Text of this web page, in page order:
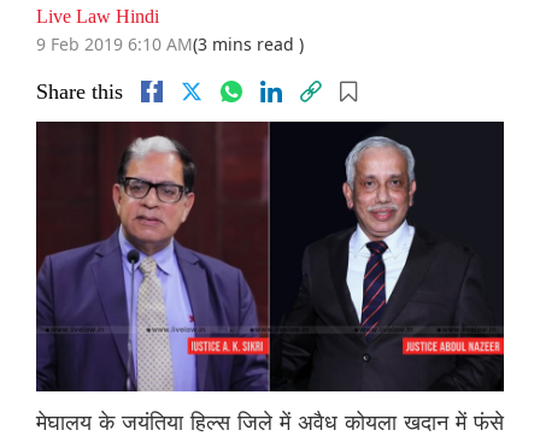
Live Law Hindi
9 Feb 2019 6:10 AM(3 mins read )
Share this
मेघालय के जयंतिया हिल्स जिले में अवैध कोयला खदान में फंसे